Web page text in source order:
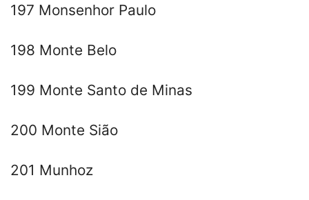
197 Monsenhor Paulo
198 Monte Belo
199 Monte Santo de Minas
200 Monte Sião
201 Munhoz